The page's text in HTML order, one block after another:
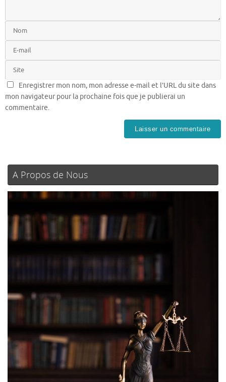
Enregistrer mon nom, mon adresse e-mail et l’URL du site dans
mon navigateur pour la prochaine fois que je publierai un
commentaire.
A Propos de Nous